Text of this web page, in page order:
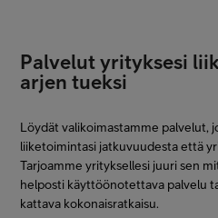
Palvelut yrityksesi
arjen tueksi
Löydät valikoimastamme palvelut,
liiketoimintasi jatkuvuudesta että
Tarjoamme yrityksellesi juuri sen
helposti käyttöönotettava palvelu
kattava kokonaisratkaisu.